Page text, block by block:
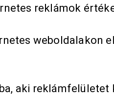
reklámok
weboldalakon
aki